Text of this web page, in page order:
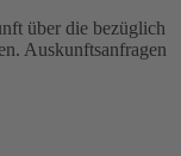
über die bezüglich
Auskunftsanfragen